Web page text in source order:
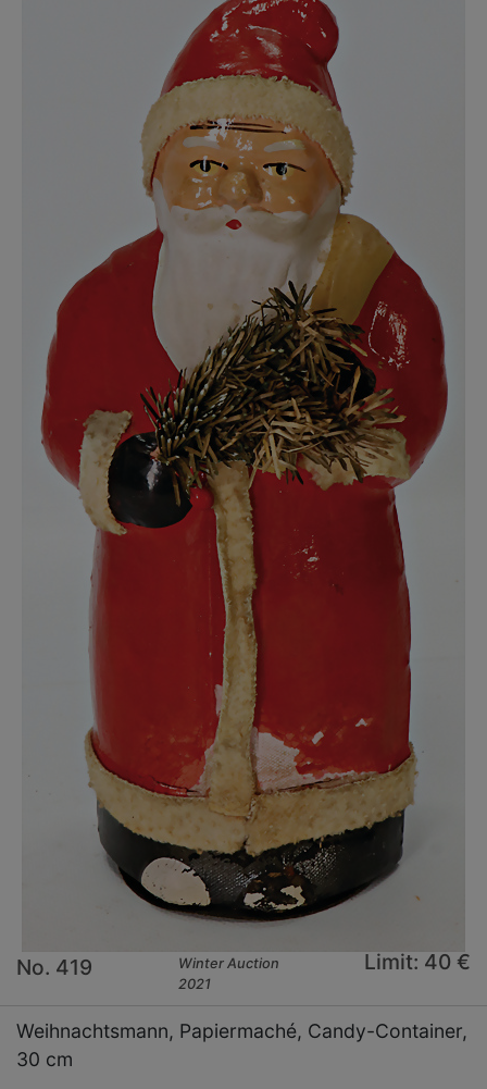
No. 419
Winter Auction
2021
Limit: 40 €
Weihnachtsmann, Papiermaché, Candy-Container,
30 cm